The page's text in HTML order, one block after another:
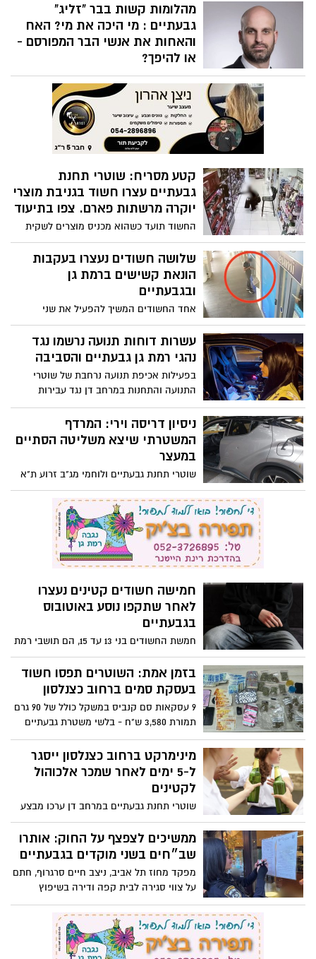
בתחנת בני ברק-רמת גן הסתיימה והוגש נגדו
כתב אישום
מהלומות קשות בבר "זליג"
גבעתיים : מי היכה את מי? האח
והאחות את אנשי הבר המפורסם -
או להיפך?
פרשה סוערת שהסתיימה לאחרונה בהסדר
מותנה ובביטול כתב אישום חמור
קטע מסריח: שוטרי תחנת
גבעתיים עצרו חשוד בגניבת מוצרי
יוקרה מרשתות פארם. צפו בתיעוד
החשוד תועד כשהוא מכניס מוצרים לשקית
ונמלט מהחנות. ביצע 12 גניבות מ-7 סניפי
רשת פארם, בשווי אלפי שקלים
שלושה חשודים נעצרו בעקבות
הונאת קשישים ברמת גן
ובגבעתיים
אחד החשודים המשיך להפעיל את שני
החשודים גם מהכלא. לפחות 22 קשישים
נעקצו ונגנבו מהם מאות אלפי שקלים
עשרות דוחות תנועה נרשמו נגד
נהגי רמת גן גבעתיים והסביבה
בפעילות אכיפת תנועה נרחבת של שוטרי
התנועה והתחנות במרחב דן נגד עבירות
תנועה מסכנות חיים במהלך סוף השבוע,
נרשמו 166 דוחות תנועה ו-11 כלי רכב הורדו
מהכביש
ניסיון דריסה וירי: המרדף
המשטרתי שיצא משליטה הסתיים
במעצר
שוטרי תחנת גבעתיים ולוחמי מג"ב זרוע ת"א
עצרו בתום מרדף שוהה בלתי חוקי שגנב רכב
מגבעתיים וניסה לדרוס את השוטר
חמישה חשודים קטינים נעצרו
לאחר שתקפו נוסע באוטובוס
בגבעתיים
חמשת החשודים בני 13 עד 15, הם תושבי רמת
גן, גבעתיים ותל אביב. החמישה תקפו את
הנוסע ואחד מהם אף הטיח בקבוק זכוכית
בראשו
בזמן אמת: השוטרים תפסו חשוד
בעסקת סמים ברחוב כצנלסון
9 עסקאות סם קנביס במשקל כולל של 90 גרם
תמורת 3,580 ש"ח - בלשי משטרת גבעתיים
עצרו חשוד בסחר בסמים המוכנים להפצה
בגבעתיים
מינימרקט ברחוב כצנלסון ייסגר
ל-5 ימים לאחר שמכר אלכוהול
לקטינים
שוטרי תחנת גבעתיים במרחב דן ערכו מבצע
אכיפה כנגד מכירת אלכוהול לקטינים וחשפו 5
עסקים שמכרו אלכוהול בניגוד לחוק
ממשיכים לצפצף על החוק: אותרו
שב״חים בשני מוקדים בגבעתיים
מפקד מחוז תל אביב, ניצב חיים סרגרוף, חתם
על צווי סגירה לבית קפה ודירה בשיפוץ
בגבעתיים שהעסיקו שוהים בלתי חוקיים
בניגוד לחוק